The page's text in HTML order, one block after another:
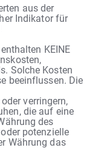
aus der
Indikator für
KEINE
Solche Kosten
beeinflussen. Die
verringern,
die auf eine
des
potenzielle
Währung das